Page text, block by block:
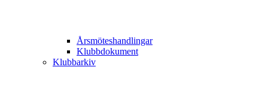
Årsmöteshandlingar
Klubbdokument
Klubbarkiv